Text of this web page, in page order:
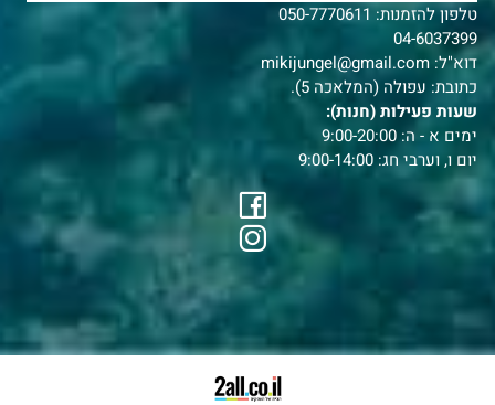
טלפון להזמנות:050-7770611
04-6037399
דוא"ל: mikijungel@gmail.com
כתובת: עפולה (המלאכה 5).
שעות פעילות (חנות):
ימים א - ה: 9:00-20:00
יום ו, וערבי חג: 9:00-14:00